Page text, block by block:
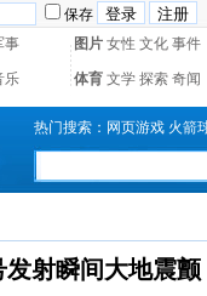
保存
事 图片 女性 文化 事件
乐 体育 文学 探索 奇闻
热门搜索： 网页游戏 火箭
射瞬间大地震